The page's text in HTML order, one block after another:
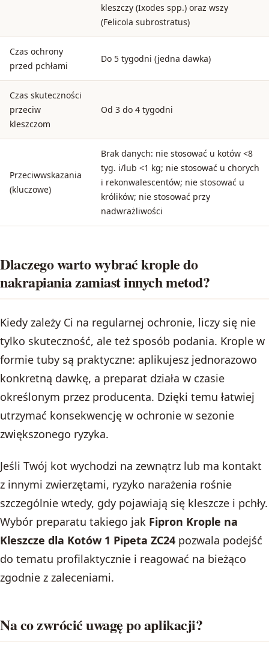
kleszczy (Ixodes spp.) oraz wszy
(Felicola subrostratus)
Czas ochrony
przed pchłami
Do 5 tygodni (jedna dawka)
Czas skuteczności
przeciw
kleszczom
Od 3 do 4 tygodni
Przeciwwskazania
(kluczowe)
Brak danych: nie stosować u kotów <8
tyg. i/lub <1 kg; nie stosować u chorych
i rekonwalescentów; nie stosować u
królików; nie stosować przy
nadwrażliwości
Dlaczego warto wybrać krople do
nakrapiania zamiast innych metod?
Kiedy zależy Ci na regularnej ochronie, liczy się nie
tylko skuteczność, ale też sposób podania. Krople w
formie tuby są praktyczne: aplikujesz jednorazowo
konkretną dawkę, a preparat działa w czasie
określonym przez producenta. Dzięki temu łatwiej
utrzymać konsekwencję w ochronie w sezonie
zwiększonego ryzyka.
Jeśli Twój kot wychodzi na zewnątrz lub ma kontakt
z innymi zwierzętami, ryzyko narażenia rośnie
szczególnie wtedy, gdy pojawiają się kleszcze i pchły.
Wybór preparatu takiego jak Fipron Krople na
Kleszcze dla Kotów 1 Pipeta ZC24 pozwala podejść
do tematu profilaktycznie i reagować na bieżąco
zgodnie z zaleceniami.
Na co zwrócić uwagę po aplikacji?